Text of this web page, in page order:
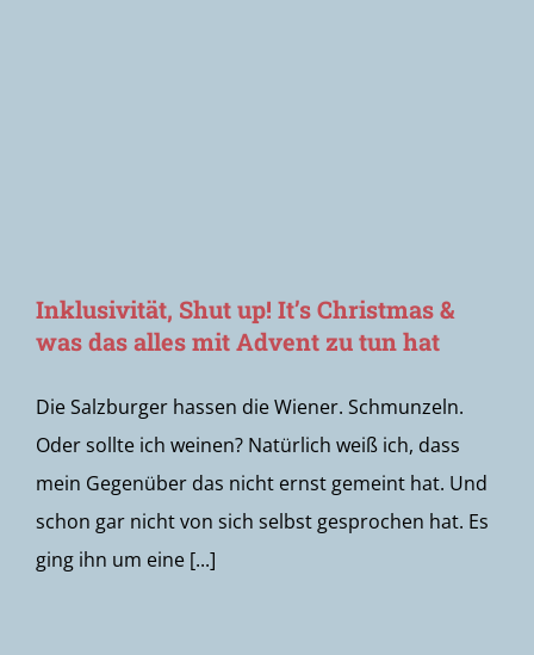
Inklusivität, Shut up! It’s Christmas &
was das alles mit Advent zu tun hat
Die Salzburger hassen die Wiener. Schmunzeln.
Oder sollte ich weinen? Natürlich weiß ich, dass
mein Gegenüber das nicht ernst gemeint hat. Und
schon gar nicht von sich selbst gesprochen hat. Es
ging ihn um eine [...]